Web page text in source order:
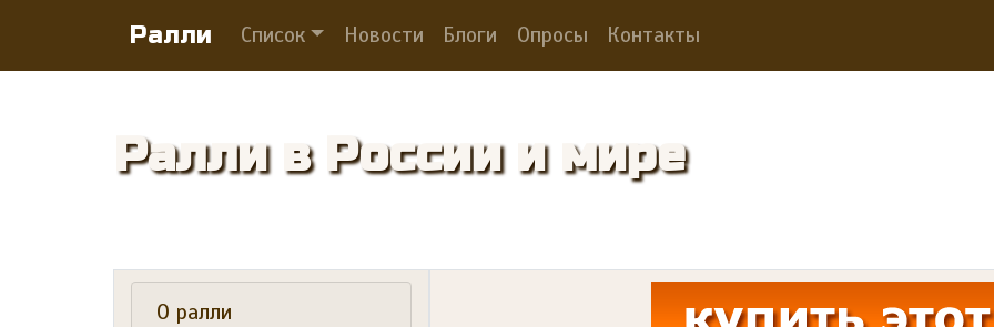
Ралли Список Новости Блоги Опросы Контакты
Ралли в России и мире
О ралли